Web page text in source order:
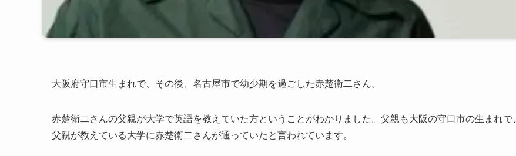
大阪府守口市生まれで、その後、名古屋市で幼少期を過ごした赤楚衛二さん。
赤楚衛二さんの父親が大学で英語を教えていた方ということがわかりました。父親も大阪の守口市の生まれで、
父親が教えている大学に赤楚衛二さんが通っていたと言われています。